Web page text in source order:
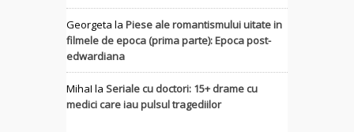
Georgeta la Piese ale romantismului uitate in
filmele de epoca (prima parte): Epoca post-
edwardiana
MihaI la Seriale cu doctori: 15+ drame cu
medici care iau pulsul tragediilor